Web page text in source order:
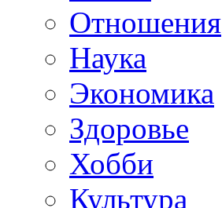
Отношения
Наука
Экономика
Здоровье
Хобби
Культура